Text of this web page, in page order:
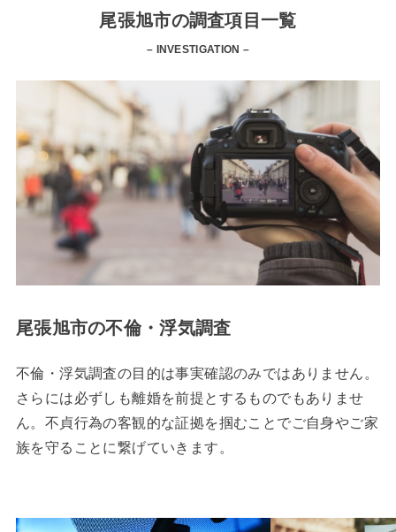
尾張旭市の調査項目一覧
– INVESTIGATION –
尾張旭市の不倫・浮気調査
不倫・浮気調査の目的は事実確認のみではありません。
さらには必ずしも離婚を前提とするものでもありませ
ん。不貞行為の客観的な証拠を掴むことでご自身やご家
族を守ることに繋げていきます。